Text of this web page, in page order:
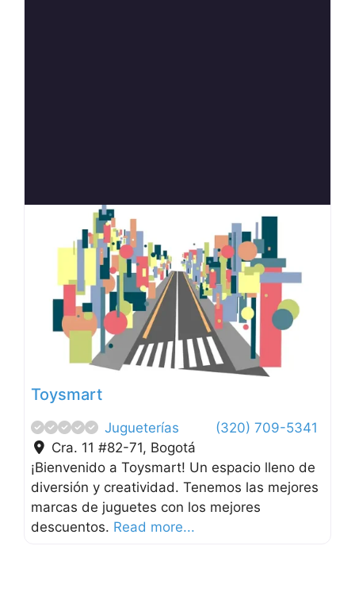
Anterior
Toysmart
(320) 709-5341
Jugueterías
Cra. 11 #82-71, Bogotá
¡Bienvenido a Toysmart! Un espacio lleno de
diversión y creatividad. Tenemos las mejores
marcas de juguetes con los mejores
descuentos. Read more...